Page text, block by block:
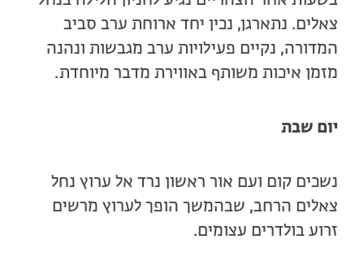
צאלים. נתארגן, נכין יחד ארוחת ערב סביב
המדורה, נקיים פעילויות ערב מגבשות ונהנה
מזמן איכות משותף באווירת מדבר מיוחדת.
יום שבת
נשכים קום ועם אור ראשון נרד אל ערוץ נחל
צאלים הרחב, שבהמשך הופך לערוץ מרשים
זרוע בולדרים עצומים.